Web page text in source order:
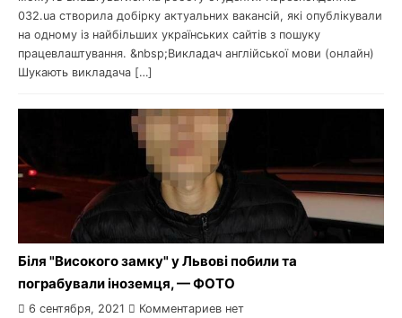
032.ua створила добірку актуальних вакансій, які опублікували
на одному із найбільших українських сайтів з пошуку
працевлаштування. &nbsp;Викладач англійської мови (онлайн)
Шукають викладача […]
Біля "Високого замку" у Львові побили та
пограбували іноземця, — ФОТО
6 сентября, 2021 Комментариев нет